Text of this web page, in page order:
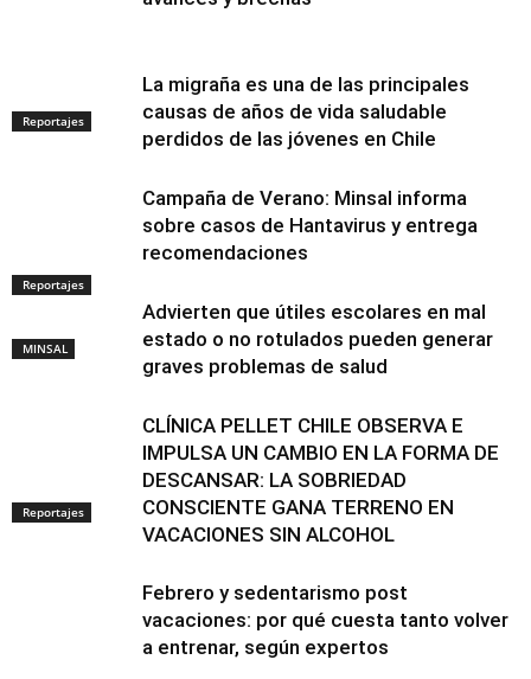
Reportajes
Reportajes
La migraña es una de las principales
causas de años de vida saludable
perdidos de las jóvenes en Chile
MINSAL
Campaña de Verano: Minsal informa
sobre casos de Hantavirus y entrega
recomendaciones
Reportajes
Advierten que útiles escolares en mal
estado o no rotulados pueden generar
graves problemas de salud
CLÍNICA PELLET CHILE OBSERVA E
IMPULSA UN CAMBIO EN LA FORMA DE
DESCANSAR: LA SOBRIEDAD
CONSCIENTE GANA TERRENO EN
VACACIONES SIN ALCOHOL
Febrero y sedentarismo post
vacaciones: por qué cuesta tanto volver
a entrenar, según expertos